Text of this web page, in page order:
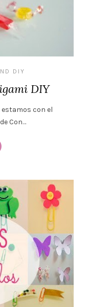
DIY
DIY
estamos con el
Con…